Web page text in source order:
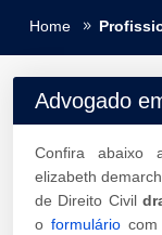
Home
Advogado
Confira abaixo
elizabeth
de Direito Civil
o formuláriocom